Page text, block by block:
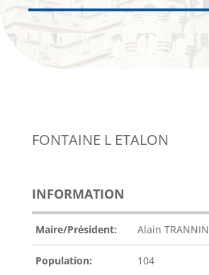
FONTAINE L ETALON
INFORMATION
Maire/Président: Alain TRANNIN
Population: 104